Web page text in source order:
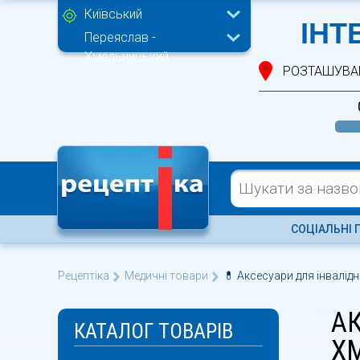
Київський
Переяслав -
Хмельницький
СОЦІАЛЬНІ
Рецептіка Медичні товари 💊 Аксесуари для
КАТАЛОГ ТОВАРІВ